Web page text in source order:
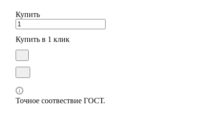
Купить
Купить в 1 клик
Точное соотвествие ГОСТ.